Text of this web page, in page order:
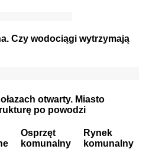
Czy wodociągi wytrzymają
otwarty. Miasto
po powodzi
Osprzęt
komunalny
Rynek
komunalny